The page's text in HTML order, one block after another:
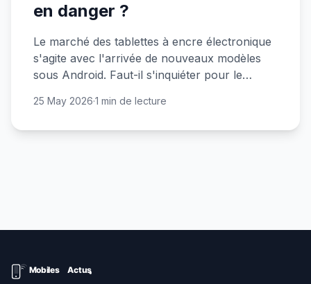
en danger ?
Le marché des tablettes à encre électronique
s'agite avec l'arrivée de nouveaux modèles
sous Android. Faut-il s'inquiéter pour le
25 May 2026·1 min de lecture